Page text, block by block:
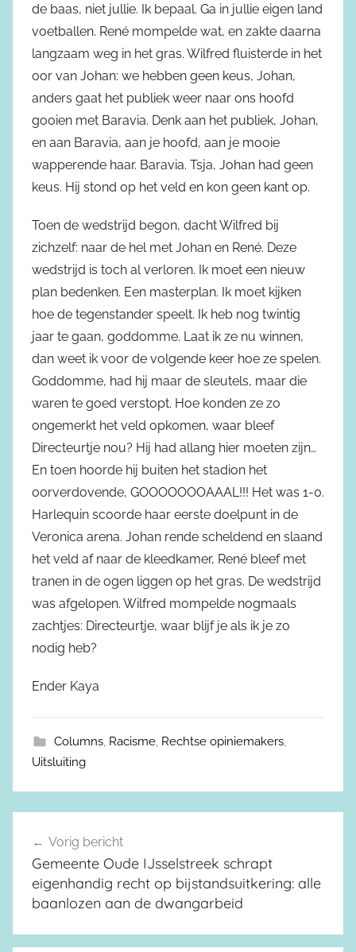
de baas, niet jullie. Ik bepaal. Ga in jullie eigen land
voetballen. René mompelde wat, en zakte daarna
langzaam weg in het gras. Wilfred fluisterde in het
oor van Johan: we hebben geen keus, Johan,
anders gaat het publiek weer naar ons hoofd
gooien met Baravia. Denk aan het publiek, Johan,
en aan Baravia, aan je hoofd, aan je mooie
wapperende haar. Baravia. Tsja, Johan had geen
keus. Hij stond op het veld en kon geen kant op.
Toen de wedstrijd begon, dacht Wilfred bij
zichzelf: naar de hel met Johan en René. Deze
wedstrijd is toch al verloren. Ik moet een nieuw
plan bedenken. Een masterplan. Ik moet kijken
hoe de tegenstander speelt. Ik heb nog twintig
jaar te gaan, goddomme. Laat ik ze nu winnen,
dan weet ik voor de volgende keer hoe ze spelen.
Goddomme, had hij maar de sleutels, maar die
waren te goed verstopt. Hoe konden ze zo
ongemerkt het veld opkomen, waar bleef
Directeurtje nou? Hij had allang hier moeten zijn…
En toen hoorde hij buiten het stadion het
oorverdovende, GOOOOOOOAAAL!!! Het was 1-0.
Harlequin scoorde haar eerste doelpunt in de
Veronica arena. Johan rende scheldend en slaand
het veld af naar de kleedkamer, René bleef met
tranen in de ogen liggen op het gras. De wedstrijd
was afgelopen. Wilfred mompelde nogmaals
zachtjes: Directeurtje, waar blijf je als ik je zo
nodig heb?
Ender Kaya
Columns, Racisme, Rechtse opiniemakers,
Uitsluiting
Berichtnavigatie
Vorig bericht
Gemeente Oude IJsselstreek schrapt
eigenhandig recht op bijstandsuitkering: alle
baanlozen aan de dwangarbeid